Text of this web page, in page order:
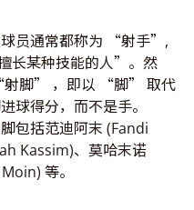
员通常都称为 “射手”,
某种技能的人”。然
射脚” ，即以 “脚” 取代
球得分，而不是手。
包括范迪阿末 (Fandi
Kassim)、莫哈末诺
等。